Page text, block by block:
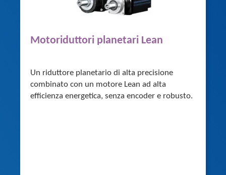
Motoriduttori planetari Lean
Un riduttore planetario di alta precisione
combinato con un motore Lean ad alta
efficienza energetica, senza encoder e robusto.